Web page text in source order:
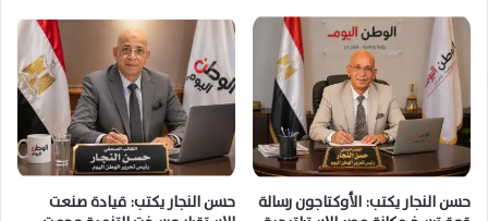
حسن النجار يكتب: الأوكتاجون رسالة
حسن النجار يكتب: قيادة صنعت